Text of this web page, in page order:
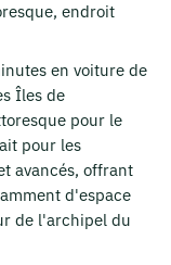
endroit
en voiture de
Îles de
pour le
pour les
avancés, offrant
d'espace
de l'archipel du